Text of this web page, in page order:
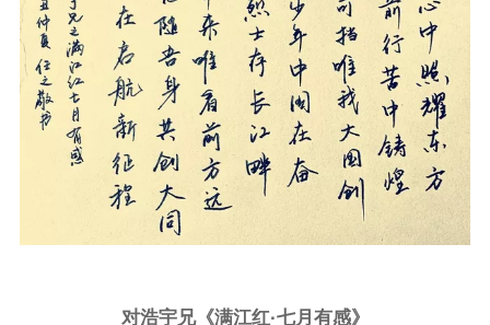
对浩宇兄《满江红·七月有感》